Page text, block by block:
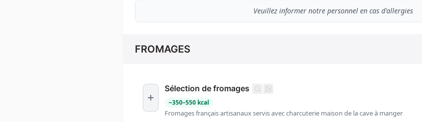
Veuillez informer notre personnel en cas d'allergies
FROMAGES
Sélection de fromages
~350–550 kcal
Fromages français artisanaux servis avec charcuterie maison de la cave à manger